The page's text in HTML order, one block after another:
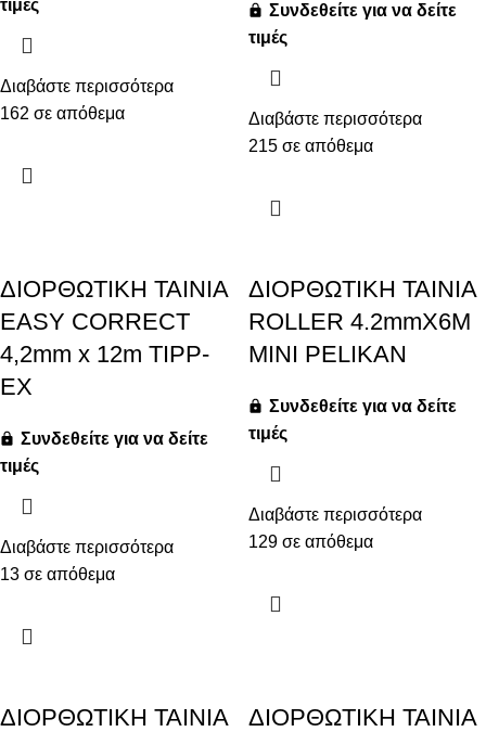
τιμές
Διαβάστε περισσότερα
162 σε απόθεμα
Συνδεθείτε για να δείτε
τιμές
Διαβάστε περισσότερα
215 σε απόθεμα
ΔΙΟΡΘΩΤΙΚΗ ΤΑΙΝΙΑ
EASY CORRECT
4,2mm x 12m TIPP-
EX
Συνδεθείτε για να δείτε
τιμές
Διαβάστε περισσότερα
13 σε απόθεμα
ΔΙΟΡΘΩΤΙΚΗ ΤΑΙΝΙΑ
ROLLER 4.2mmX6M
MINI PELIKAN
Συνδεθείτε για να δείτε
τιμές
Διαβάστε περισσότερα
129 σε απόθεμα
ΔΙΟΡΘΩΤΙΚΗ ΤΑΙΝΙΑ
ΔΙΟΡΘΩΤΙΚΗ ΤΑΙΝΙΑ